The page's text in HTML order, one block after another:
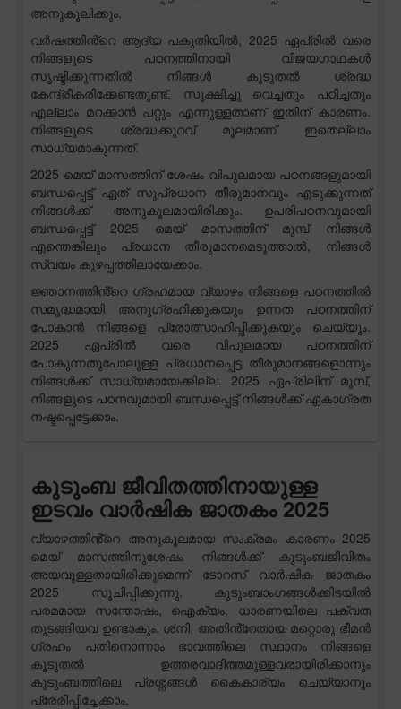
അനുകൂലിക്കും.
വർഷത്തിൻ്റെ ആദ്യ പകുതിയിൽ, 2025 ഏപ്രിൽ വരെ
നിങ്ങളുടെ പഠനത്തിനായി വിജയഗാഥകൾ
സൃഷ്ടിക്കുന്നതിൽ നിങ്ങൾ കൂടുതൽ ശ്രദ്ധ
കേന്ദ്രീകരിക്കേണ്ടതുണ്ട്. സൂക്ഷിച്ചു വെച്ചതും പഠിച്ചതും
എല്ലാം മറക്കാൻ പറ്റും എന്നുള്ളതാണ് ഇതിന് കാരണം.
നിങ്ങളുടെ ശ്രദ്ധക്കുറവ് മൂലമാണ് ഇതെല്ലാം
സാധ്യമാകുന്നത്.
2025 മെയ് മാസത്തിന് ശേഷം വിപുലമായ പഠനങ്ങളുമായി
ബന്ധപ്പെട്ട് ഏത് സുപ്രധാന തീരുമാനവും എടുക്കുന്നത്
നിങ്ങൾക്ക് അനുകൂലമായിരിക്കും. ഉപരിപഠനവുമായി
ബന്ധപ്പെട്ട് 2025 മെയ് മാസത്തിന് മുമ്പ് നിങ്ങൾ
എന്തെങ്കിലും പ്രധാന തീരുമാനമെടുത്താൽ, നിങ്ങൾ
സ്വയം കുഴപ്പത്തിലായേക്കാം.
ജ്ഞാനത്തിൻ്റെ ഗ്രഹമായ വ്യാഴം നിങ്ങളെ പഠനത്തിൽ
സമൃദ്ധമായി അനുഗ്രഹിക്കുകയും ഉന്നത പഠനത്തിന്
പോകാൻ നിങ്ങളെ പ്രോത്സാഹിപ്പിക്കുകയും ചെയ്യും.
2025 ഏപ്രിൽ വരെ വിപുലമായ പഠനത്തിന്
പോകുന്നതുപോലുള്ള പ്രധാനപ്പെട്ട തീരുമാനങ്ങളൊന്നും
നിങ്ങൾക്ക് സാധ്യമായേക്കില്ല. 2025 ഏപ്രിലിന് മുമ്പ്,
നിങ്ങളുടെ പഠനവുമായി ബന്ധപ്പെട്ട് നിങ്ങൾക്ക് ഏകാഗ്രത
നഷ്ടപ്പെട്ടേക്കാം.
കുടുംബ ജീവിതത്തിനായുള്ള
ഇടവം വാർഷിക ജാതകം 2025
വ്യാഴത്തിൻ്റെ അനുകൂലമായ സംക്രമം കാരണം 2025
മെയ് മാസത്തിനുശേഷം നിങ്ങൾക്ക് കുടുംബജീവിതം
അയവുള്ളതായിരിക്കുമെന്ന് ടോറസ് വാർഷിക ജാതകം
2025 സൂചിപ്പിക്കുന്നു. കുടുംബാംഗങ്ങൾക്കിടയിൽ
പരമമായ സന്തോഷം, ഐക്യം, ധാരണയിലെ പക്വത
തുടങ്ങിയവ ഉണ്ടാകും. ശനി, അതിൻ്റേതായ മറ്റൊരു ഭീമൻ
ഗ്രഹം പതിനൊന്നാം ഭാവത്തിലെ സ്ഥാനം നിങ്ങളെ
കൂടുതൽ ഉത്തരവാദിത്തമുള്ളവരായിരിക്കാനും
കുടുംബത്തിലെ പ്രശ്നങ്ങൾ കൈകാര്യം ചെയ്യാനും
പ്രേരിപ്പിച്ചേക്കാം.